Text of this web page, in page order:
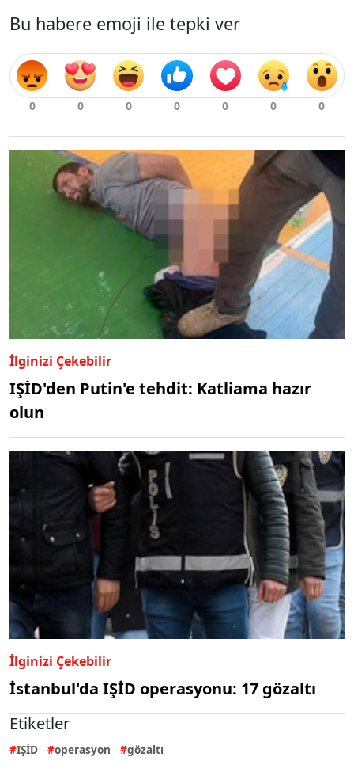
Bu habere emoji ile tepki ver
İlginizi Çekebilir
IŞİD'den Putin'e tehdit: Katliama hazır
olun
İlginizi Çekebilir
İstanbul'da IŞİD operasyonu: 17 gözaltı
Etiketler
IŞİD operasyon gözaltı